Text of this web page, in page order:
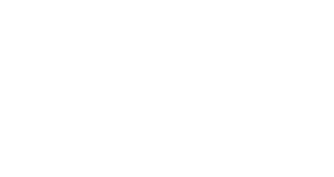
کارمنتو، می‌توانید تجربیات
هر وکیل را مورد بررسی قرار
در نهایت با وکیل مورد نظر
نمایید.